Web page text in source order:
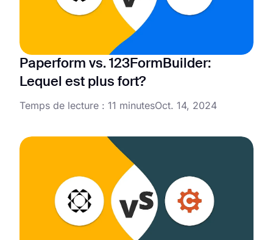
Paperform vs. 123FormBuilder:
Lequel est plus fort?
Temps de lecture : 11 minutesOct. 14, 2024